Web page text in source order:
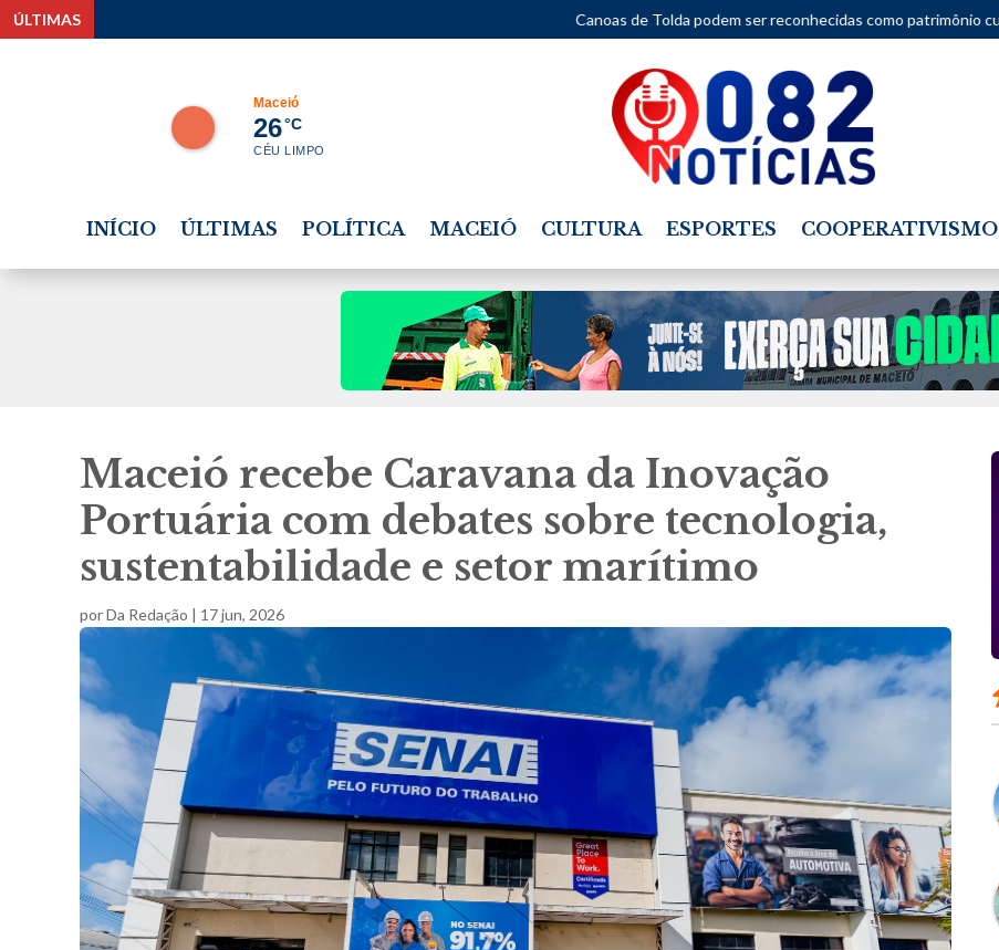
ÚLTIMAS Canoas de Tolda podem ser reconhecidas como patrimônio cultural de Alagoas
Maceió
26°C
CÉU LIMPO
INÍCIO ÚLTIMAS POLÍTICA MACEIÓ CULTURA ESPORTES COOPERATIVISMO
Maceió recebe Caravana da Inovação
Portuária com debates sobre tecnologia,
sustentabilidade e setor marítimo
porDa Redação 17 jun, 2026